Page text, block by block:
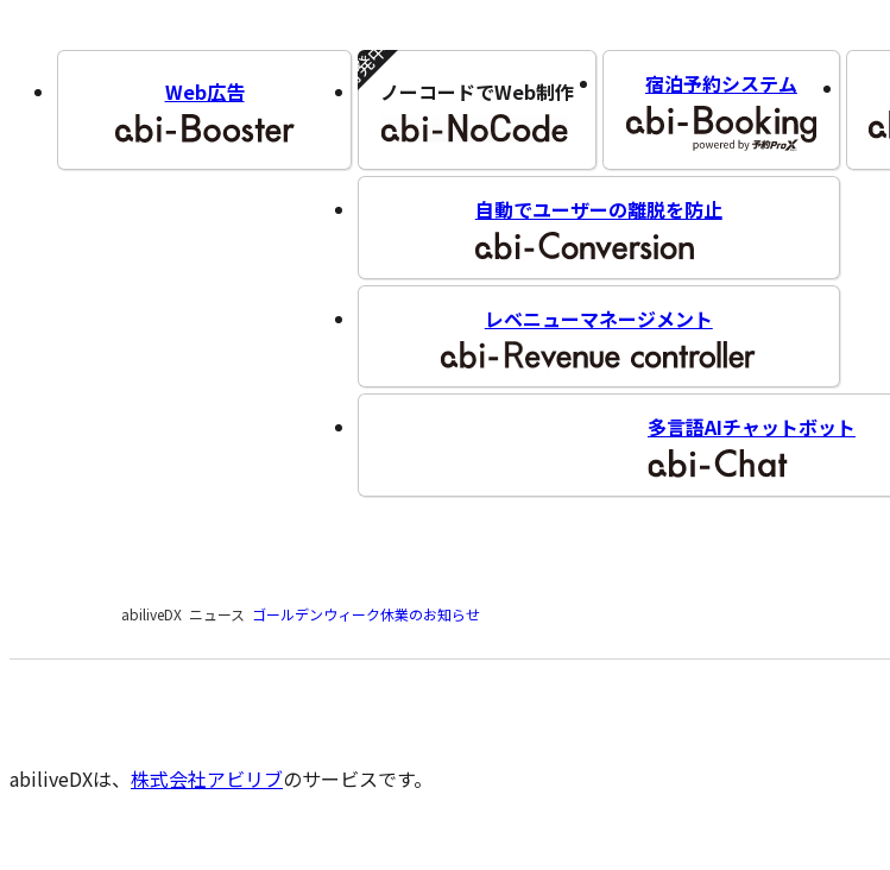
Web広告 ノーコードでWeb制作
開発中!! 宿泊予約システム
自動でユーザーの離脱を防止
多言語AIチャットボット
レベニューマネージメント
の
の
abiliveDX ニュース ゴールデンウィーク休業のお知らせ
abiliveDXは、 株式会社アビリブのサービスです。